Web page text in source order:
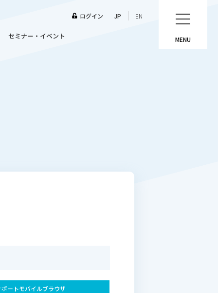
MENU
ログイン JP EN
セミナー・イベント
ポートモバイルブラウザ